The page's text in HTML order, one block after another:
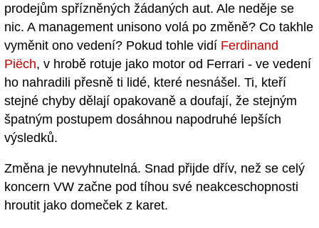
prodejům spřízněných žádaných aut. Ale neděje se
nic. A management unisono volá po změně? Co takhle
vyměnit ono vedení? Pokud tohle vidí Ferdinand
Piëch, v hrobě rotuje jako motor od Ferrari - ve vedení
ho nahradili přesně ti lidé, které nesnášel. Ti, kteří
stejné chyby dělají opakovaně a doufají, že stejným
špatným postupem dosáhnou napodruhé lepších
výsledků.
Změna je nevyhnutelná. Snad přijde dřív, než se celý
koncern VW začne pod tíhou své neakceschopnosti
hroutit jako domeček z karet.